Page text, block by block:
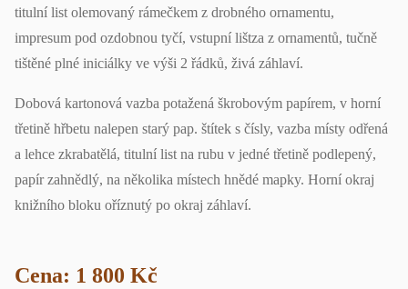
titulní list olemovaný rámečkem z drobného ornamentu,
impresum pod ozdobnou tyčí, vstupní lištza z ornamentů, tučně
tištěné plné iniciálky ve výši 2 řádků, živá záhlaví.
Dobová kartonová vazba potažená škrobovým papírem, v horní
třetině hřbetu nalepen starý pap. štítek s čísly, vazba místy odřená
a lehce zkrabatělá, titulní list na rubu v jedné třetině podlepený,
papír zahnědlý, na několika místech hnědé mapky. Horní okraj
knižního bloku oříznutý po okraj záhlaví.
Cena: 1 800 Kč